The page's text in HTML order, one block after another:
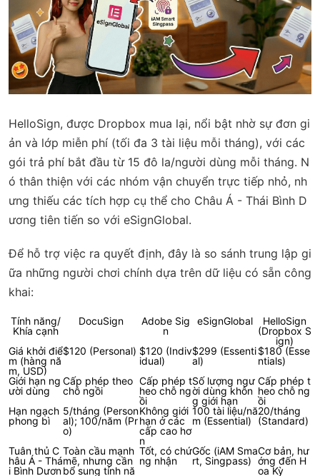
HelloSign, được Dropbox mua lại, nổi bật nhờ sự đơn gi
ản và lớp miễn phí (tối đa 3 tài liệu mỗi tháng), với các
gói trả phí bắt đầu từ 15 đô la/người dùng mỗi tháng. N
ó thân thiện với các nhóm vận chuyển trực tiếp nhỏ, nh
ưng thiếu các tích hợp cụ thể cho Châu Á - Thái Bình D
ương tiên tiến so với eSignGlobal.
Để hỗ trợ việc ra quyết định, đây là so sánh trung lập gi
ữa những người chơi chính dựa trên dữ liệu có sẵn công
khai:
Tính năng/
Khía cạnh
DocuSign
Adobe Sig
n
eSignGlobal
HelloSign
(Dropbox S
ign)
Giá khởi điể
m (hàng nă
m, USD)
$120 (Personal) $120 (Indiv
idual)
$299 (Essenti
al)
$180 (Esse
ntials)
Giới hạn ng
ười dùng
Cấp phép theo
chỗ ngồi
Cấp phép t
heo chỗ ng
ồi
Số lượng ngư
ời dùng khôn
g giới hạn
Cấp phép t
heo chỗ ng
ồi
Hạn ngạch
phong bì
5/tháng (Person
al); 100/năm (Pr
o)
Không giới
hạn ở các
cấp cao hơ
n
100 tài liệu/nă
m (Essential)
20/tháng
(Standard)
Tuân thủ C
hâu Á - Thá
i Bình Dươn
Toàn cầu mạnh
mẽ, nhưng cần
bổ sung tính nă
Tốt, có chứ
ng nhận
Gốc (iAM Sma
rt, Singpass)
Cơ bản, hư
ớng đến H
oa Kỳ